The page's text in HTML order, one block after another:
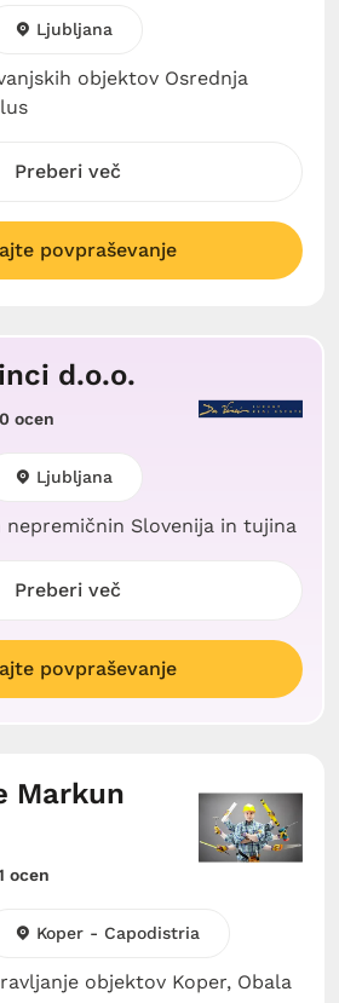
objektov Osrednja
Ljubljana
Preberi več
povpraševanje
d.o.o.
0 ocen
nepremičnin Slovenija in tujina
Ljubljana
Preberi več
povpraševanje
Markun
ocen
objektov Koper, Obala
Koper - Capodistria